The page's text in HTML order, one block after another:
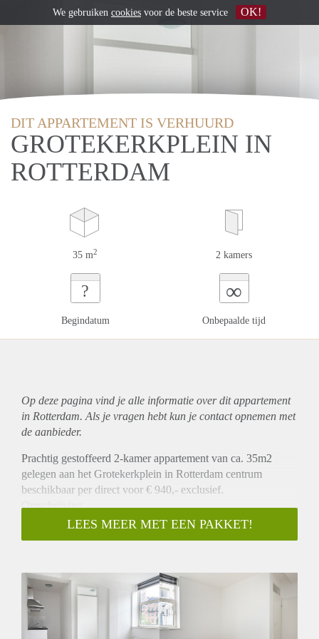
DIT APPARTEMENT IS VERHUURD
GROTEKERKPLEIN IN
ROTTERDAM
35 m2 2 kamers
?
Begindatum
∞
Onbepaalde tijd
Op deze pagina vind je alle informatie over ditappartement
in Rotterdam. Als je vragen hebt kun je contact opnemen met
de aanbieder.
Prachtig gestoffeerd 2-kamer appartement van ca. 35m2
gelegen aan het Grotekerkplein in Rotterdam centrum
beschikbaar per direct voor € 940,- exclusief.
Omschrijving
Op een prachtige locatie in het centrum van Rotterdam is dit
appartement gelegen. Het appartement heeft een ruime
heeft een ruime slaapkamer van ca. 6m2 welke tevens
toegang geeft tot een ruime badkamer met douche, wastafel,
wasmachine aansluiting en een toilet. Kortom een prachtig
appartement op een unieke locatie.
LEES MEER MET EEN PAKKET!
We gebruiken cookies voor de beste service OK!